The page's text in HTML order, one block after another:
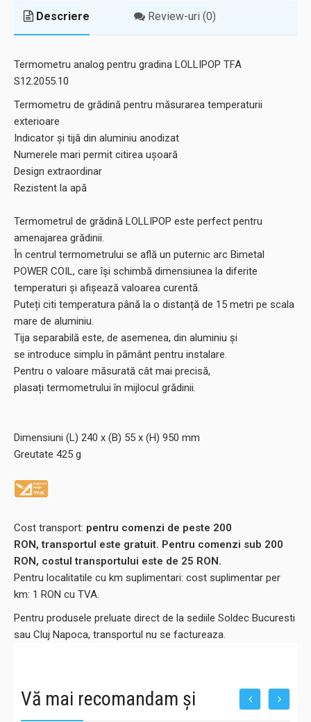
Descriere Review-uri (0)
Termometru analog pentru gradina LOLLIPOP TFA
S12.2055.10
Termometru de grădină pentru măsurarea temperaturii
exterioare
Indicator și tijă din aluminiu anodizat
Numerele mari permit citirea ușoară
Design extraordinar
Rezistent la apă
Termometrul de grădină LOLLIPOP este perfect pentru
amenajarea grădinii.
În centrul termometrului se află un puternic arc Bimetal
POWER COIL, care își schimbă dimensiunea la diferite
temperaturi și afișează valoarea curentă.
Puteți citi temperatura până la o distanță de 15 metri pe scala
mare de aluminiu.
Tija separabilă este, de asemenea, din aluminiu și
se introduce simplu în pământ pentru instalare.
Pentru o valoare măsurată cât mai precisă,
plasați termometrului în mijlocul grădinii.
Dimensiuni (L) 240 x (B) 55 x (H) 950 mm
Greutate 425 g
Cost transport: pentru comenzi de peste 200
RON, transportul este gratuit. Pentru comenzi sub 200
RON, costul transportului este de 25 RON.
Pentru localitatile cu km suplimentari: cost suplimentar per
km: 1 RON cu TVA.
Pentru produsele preluate direct de la sediile Soldec Bucuresti
sau Cluj Napoca, transportul nu se factureaza.
Vă mai recomandam și